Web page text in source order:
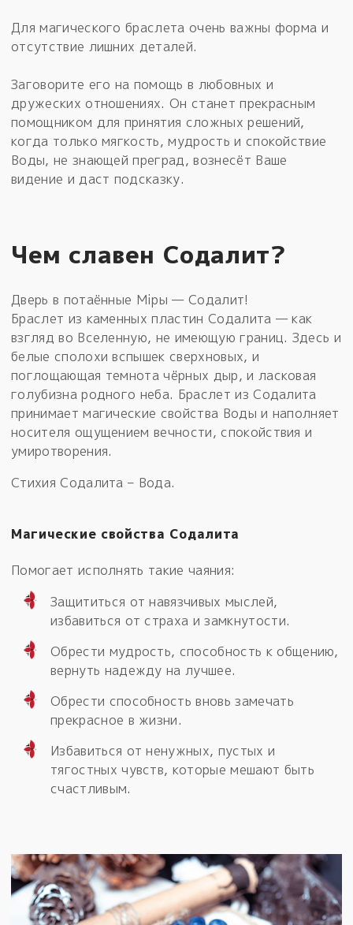
Для магического браслета очень важны форма и
отсутствие лишних деталей.
Заговорите его на помощь в любовных и
дружеских отношениях. Он станет прекрасным
помощником для принятия сложных решений,
когда только мягкость, мудрость и спокойствие
Воды, не знающей преград, вознесёт Ваше
видение и даст подсказку.
Чем славен Содалит?
Дверь в потаённые Мiры — Содалит!
Браслет из каменных пластин Содалита — как
взгляд во Вселенную, не имеющую границ. Здесь и
белые сполохи вспышек сверхновых, и
поглощающая темнота чёрных дыр, и ласковая
голубизна родного неба. Браслет из Содалита
принимает магические свойства Воды и наполняет
носителя ощущением вечности, спокойствия и
умиротворения.
Стихия Содалита – Вода.
Магические свойства Содалита
Помогает исполнять такие чаяния:
Защититься от навязчивых мыслей,
избавиться от страха и замкнутости.
Обрести мудрость, способность к общению,
вернуть надежду на лучшее.
Обрести способность вновь замечать
прекрасное в жизни.
Избавиться от ненужных, пустых и
тягостных чувств, которые мешают быть
счастливым.